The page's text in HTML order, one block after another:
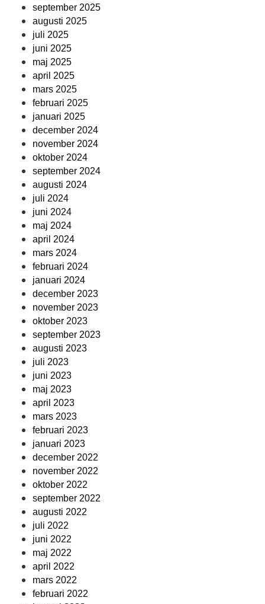
september 2025
augusti 2025
juli 2025
juni 2025
maj 2025
april 2025
mars 2025
februari 2025
januari 2025
december 2024
november 2024
oktober 2024
september 2024
augusti 2024
juli 2024
juni 2024
maj 2024
april 2024
mars 2024
februari 2024
januari 2024
december 2023
november 2023
oktober 2023
september 2023
augusti 2023
juli 2023
juni 2023
maj 2023
april 2023
mars 2023
februari 2023
januari 2023
december 2022
november 2022
oktober 2022
september 2022
augusti 2022
juli 2022
juni 2022
maj 2022
april 2022
mars 2022
februari 2022